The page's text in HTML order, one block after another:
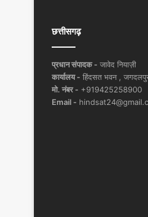
छत्तीसगढ़
प्रधान संपादक - जावेद नियाज़ी
कार्यालय - हिंदसत भवन ,
मो. नंबर - +919425258900
Email -